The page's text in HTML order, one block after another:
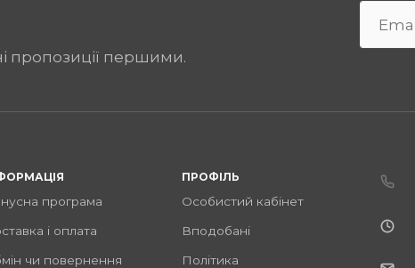
пропозиції першими.
програма
і оплата
чи повернення
ПРОФІЛЬ
Особистий кабінет
Вподобані
Політика